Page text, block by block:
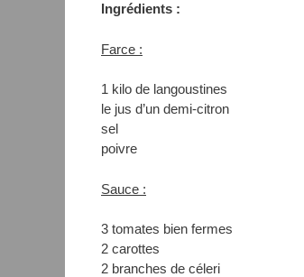
Ingrédients :
Farce :
1 kilo de langoustines
le jus d’un demi-citron
sel
poivre
Sauce :
3 tomates bien fermes
2 carottes
2 branches de céleri